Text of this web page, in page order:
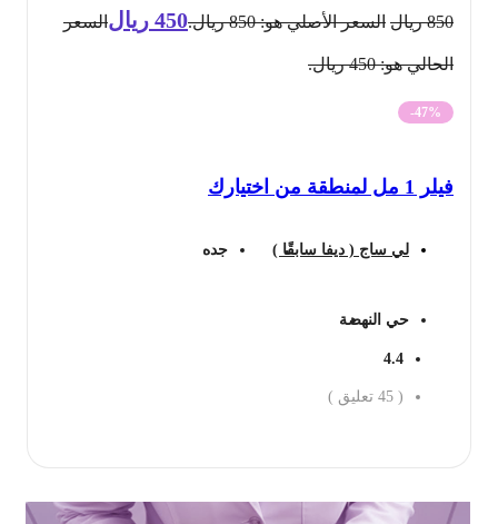
ريال السعر الأصلي هو: 850 ريال. 450 ريالالسعر
الحالي هو: 450 ريال.
-47%
فيلر 1 مل لمنطقة من اختيارك
لي ساج ( ديفا سابقًا ) جده
حي النهضة
4.4
45 تعليق )